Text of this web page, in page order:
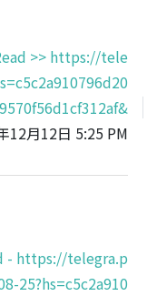
>> https://tele
12月12日 5:25 PM
- https://telegra.p
25?hs=c5c2a910